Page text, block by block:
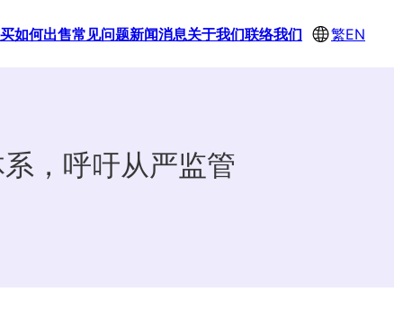
如何出售常见问题新闻消息关于我们联络我们 繁EN
，呼吁从严监管